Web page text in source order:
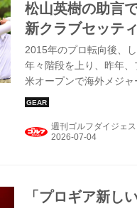
松山英樹の助言
新クラブセッテ
2015年のプロ転向後、
年々階段を上り、昨年
米オープンで海外メジャ
週刊ゴルフダイジェス
「プロギア新し